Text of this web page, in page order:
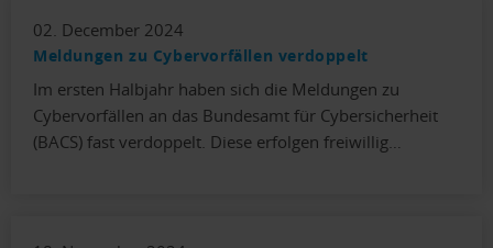
02. December 2024
Meldungen zu Cybervorfällen verdoppelt
Im ersten Halbjahr haben sich die Meldungen zu
Cybervorfällen an das Bundesamt für Cybersicherheit
(BACS) fast verdoppelt. Diese erfolgen freiwillig…